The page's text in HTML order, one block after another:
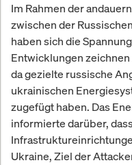
Im Rahmen der
zwischen der
haben sich die
Entwicklungen
da gezielte russische
ukrainischen
zugefügt haben. Das
informierte darüber,
Ukraine, Ziel der